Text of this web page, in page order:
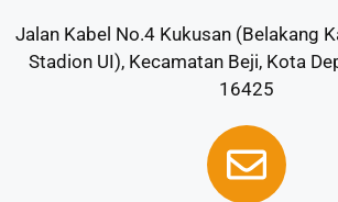
Jalan Kabel No.4 Kukusan (Belakang
Stadion UI), Kecamatan Beji, Kota
16425